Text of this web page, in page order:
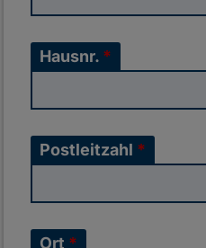
Hausnr. *
Postleitzahl *
Ort *